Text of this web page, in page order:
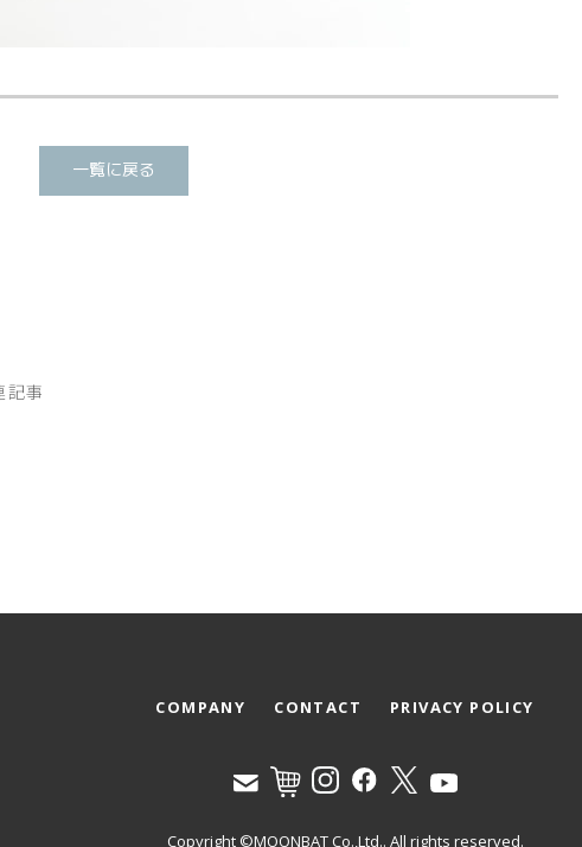
一覧に戻る
記事
COMPANY CONTACT PRIVACY POLICY
Copyright ©MOONBAT Co.,Ltd.. All rights reserved.